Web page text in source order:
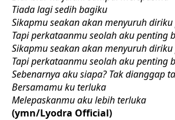
Tiada lagi sedih bagiku
Sikapmu seakan akan menyuruh
Tapi perkataanmu seolah aku penting
Sikapmu seakan akan menyuruh
Tapi perkataanmu seolah aku penting
Sebenarnya aku siapa? Tak dianggap
Bersamamu ku terluka
Melepaskanmu aku lebih terluka
(ymn/Lyodra Official)